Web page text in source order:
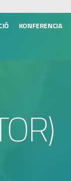
KONFERENCIA